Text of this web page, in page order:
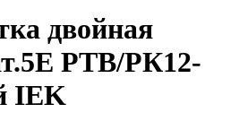
двойная
РТВ/РК12-
IEK